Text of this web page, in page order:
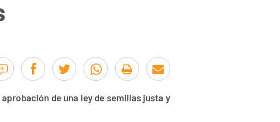
de una ley de semillas justa y